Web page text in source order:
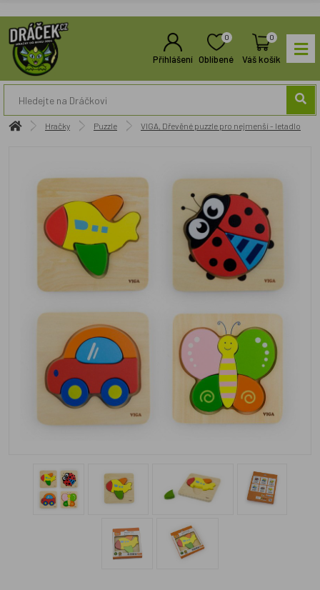
Přihlášení
0
Oblíbené
0
Váš košík
Hračky Puzzle VIGA, Dřevěné puzzle pro nejmenší - letadlo